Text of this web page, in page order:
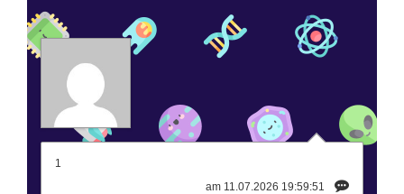
1
am 11.07.2026 19:59:51